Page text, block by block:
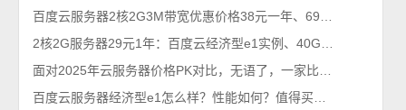
百度云服务器2核2G3M带宽优惠价格38元一年、691元3年
2核2G服务器29元1年：百度云经济型e1实例、40G盘、1M带宽
面对2025年云服务器价格PK对比，无语了，一家比一家便宜！
百度云服务器经济型e1怎么样？性能如何？值得买吗？